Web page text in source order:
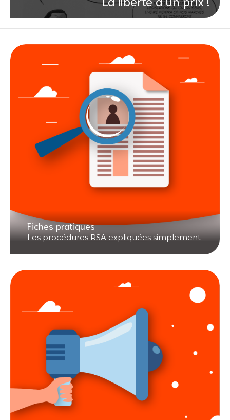
Fiches pratiques
Les procédures RSA expliquées simplement